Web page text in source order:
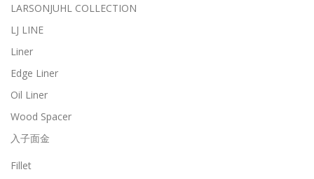
LARSONJUHL COLLECTION
LJ LINE
Liner
Edge Liner
Oil Liner
Wood Spacer
入子面金
Fillet